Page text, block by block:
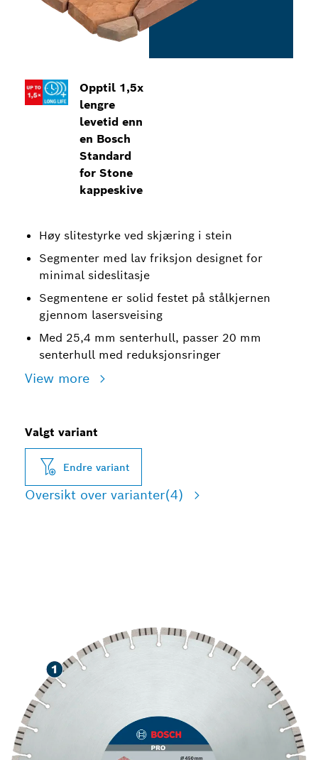
Opptil 1,5x
lengre
levetid enn
en Bosch
Standard
for Stone
kappeskive
Høy slitestyrke ved skjæring i stein
Segmenter med lav friksjon designet for
minimal sideslitasje
Segmentene er solid festet på stålkjernen
gjennom lasersveising
Med 25,4 mm senterhull, passer 20 mm
senterhull med reduksjonsringer
View more
Valgt variant
Endre variant
Oversikt over varianter(4)